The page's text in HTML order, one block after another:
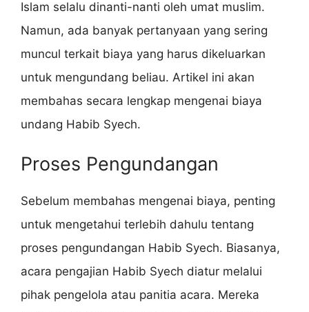
Islam selalu dinanti-nanti oleh umat muslim.
Namun, ada banyak pertanyaan yang sering
muncul terkait biaya yang harus dikeluarkan
untuk mengundang beliau. Artikel ini akan
membahas secara lengkap mengenai biaya
undang Habib Syech.
Proses Pengundangan
Sebelum membahas mengenai biaya, penting
untuk mengetahui terlebih dahulu tentang
proses pengundangan Habib Syech. Biasanya,
acara pengajian Habib Syech diatur melalui
pihak pengelola atau panitia acara. Mereka